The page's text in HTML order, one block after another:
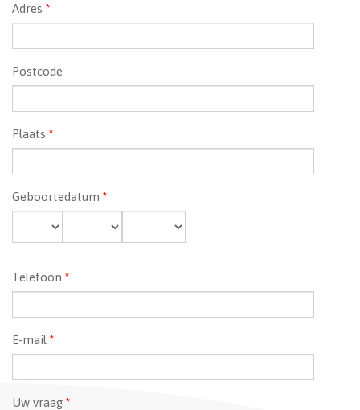
Adres *
Postcode
Plaats *
Geboortedatum *
Telefoon *
E-mail *
Uw vraag *